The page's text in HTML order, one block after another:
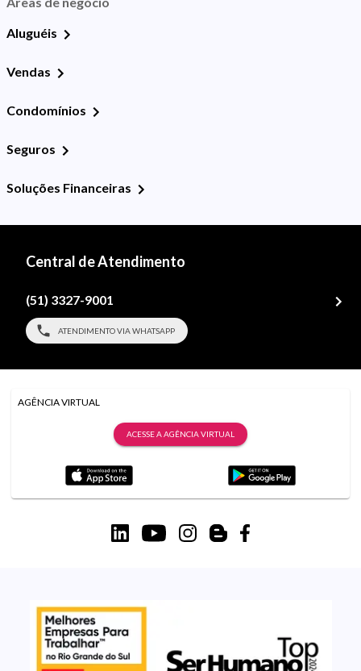
Aluguéis
Vendas
Condomínios
Seguros
Soluções Financeiras
Central de Atendimento
(51) 3327-9001
ATENDIMENTO VIA WHATSAPP
AGÊNCIA VIRTUAL
ACESSE A AGÊNCIA VIRTUAL